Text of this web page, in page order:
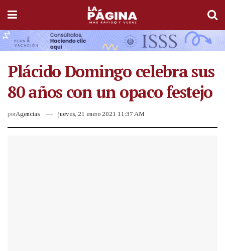
Plácido Domingo celebra sus
80 años con un opaco festejo
porAgencias jueves, 21 enero 2021 11:37 AM